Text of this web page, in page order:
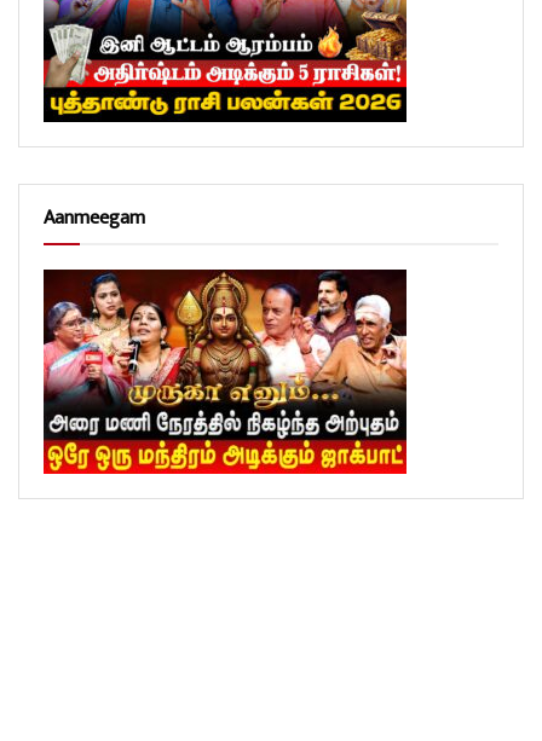
Aanmeegam